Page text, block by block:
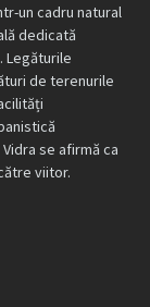
un cadru natural
dedicată
Legăturile
de terenurile
se afirmă ca
viitor.